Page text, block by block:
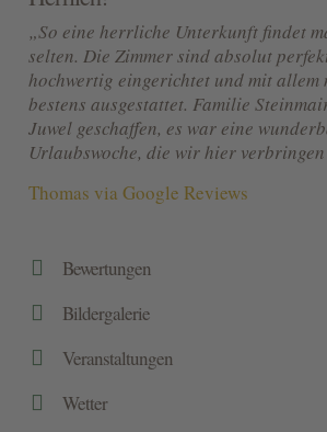
„So eine herrliche Unterkunft findet
selten. Die Zimmer sind absolut
hochwertig eingerichtet und mit allem
bestens ausgestattet. Familie
Juwel geschaffen, es war eine
Urlaubswoche, die wir hier
Thomas via Google Reviews
 Bewertungen
 Bildergalerie
 Veranstaltungen
 Wetter